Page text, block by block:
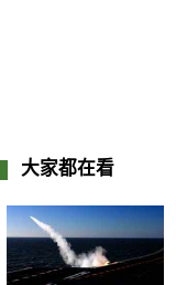
大家都在看